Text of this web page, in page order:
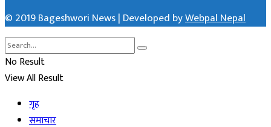
© 2019 Bageshwori News | Developed byWebpal Nepal
No Result
View All Result
गृह
समाचार